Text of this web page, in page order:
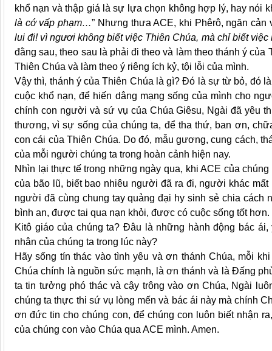
khổ nạn và thập giá là sự lựa chọn không hợp lý, hay nói
là cớ vấp phạm…” Nhưng thưa ACE, khi Phêrô, ngăn cản
lui đi! vì ngươi không biết việc Thiên Chúa, mà chỉ biết
đằng sau, theo sau là phải đi theo và làm theo thánh ý
Thiên Chúa và làm theo ý riêng ích kỷ, tội lỗi của mình.
Vậy thì, thánh ý của Thiên Chúa là gì? Đó là sự từ bỏ, đó
cuộc khổ nạn, để hiến dâng mạng sống của mình cho
chính con người và sứ vụ của Chúa Giêsu, Ngài đã yêu
thương, vì sự sống của chúng ta, để tha thứ, ban ơn,
con cái của Thiên Chúa. Do đó, mẫu gương, cung cách,
của mỗi người chúng ta trong hoàn cảnh hiện nay.
Nhìn lại thực tế trong những ngày qua, khi ACE của
của bão lũ, biết bao nhiêu người đã ra đi, người khác
người đã cùng chung tay quảng đại hy sinh sẻ chia cách
bình an, được tai qua nạn khỏi, được có cuộc sống tốt
Kitô giáo của chúng ta? Đâu là những hành động bác
nhân của chúng ta trong lúc này?
Hãy sống tín thác vào tình yêu và ơn thánh Chúa, mỗi
Chúa chính là nguồn sức mạnh, là ơn thánh và là Đấng
ta tin tưởng phó thác và cậy trông vào ơn Chúa, Ngài
chúng ta thực thi sứ vụ lòng mến và bác ái này mà chính
ơn đức tin cho chúng con, để chúng con luôn biết nhận
của chúng con vào Chúa qua ACE mình. Amen.